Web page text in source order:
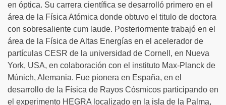
en óptica. Su carrera científica se desarrolló primero en el
área de la Física Atómica donde obtuvo el titulo de doctora
con sobresaliente cum laude. Posteriormente trabajó en el
área de la Física de Altas Energías en el acelerador de
partículas CESR de la universidad de Cornell, en Nueva
York, USA, en colaboración con el instituto Max-Planck de
Múnich, Alemania. Fue pionera en España, en el
desarrollo de la Física de Rayos Cósmicos participando en
el experimento HEGRA localizado en la isla de la Palma,